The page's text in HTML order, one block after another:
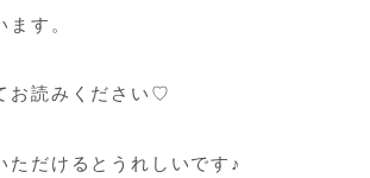
す。
お読みください♡
ただけるとうれしいです♪